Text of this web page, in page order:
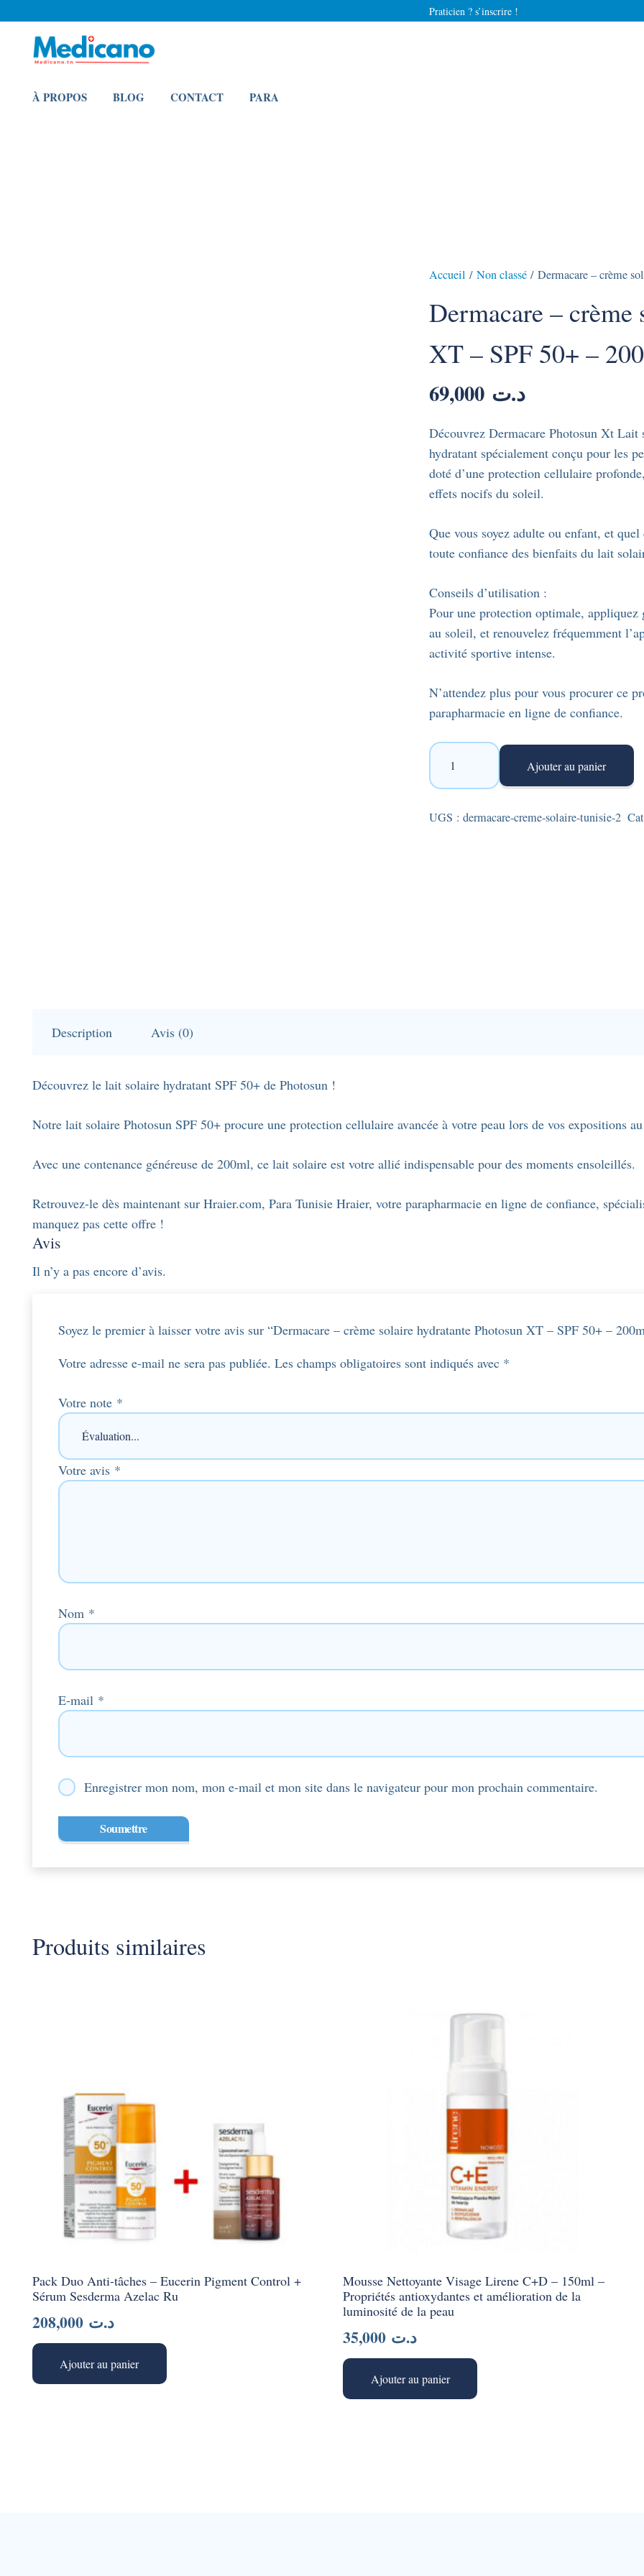
Praticien ? s’inscrire !
À PROPOS BLOG CONTACT PARA
Accueil / Non classé/ Dermacare – crème
Dermacare – crème
XT – SPF 50+ –
د.ت 69,000
Découvrez Dermacare Photosun Xt
hydratant spécialement conçu pour les
doté d’une protection cellulaire
effets nocifs du soleil.
Que vous soyez adulte ou enfant, et
toute confiance des bienfaits du lait
Conseils d’utilisation :
Pour une protection optimale, appliquez
au soleil, et renouvelez fréquemment
activité sportive intense.
N’attendez plus pour vous procurer ce
parapharmacie en ligne de confiance.
quantité
Dermacare
-
Ajouter au panier
UGS : dermacare-creme-solaire-tunisie-2
Description Avis (0)
Découvrez le lait solaire hydratant SPF 50+ de Photosun !
Notre lait solaire Photosun SPF 50+ procure une protection cellulaire avancée à votre peau lors de vos expositions
Avec une contenance généreuse de 200ml, ce lait solaire est votre allié indispensable pour des moments ensoleillés.
Retrouvez-le dès maintenant sur Hraier.com, Para Tunisie Hraier, votre parapharmacie en ligne de confiance,
manquez pas cette offre !
Avis
Il n’y a pas encore d’avis.
Soyez le premier à laisser votre avis sur “Dermacare – crème solaire hydratante Photosun XT – SPF 50+ –
Votre adresse e-mail ne sera pas publiée. Les champs obligatoires sont indiqués avec *
Votre note *
Votre avis *
Nom *
E-mail *
Enregistrer mon nom, mon e-mail et mon site dans le navigateur pour mon prochain commentaire.
Produits similaires
Pack Duo Anti-tâches – Eucerin Pigment Control +
Sérum Sesderma Azelac Ru
د.ت
Ajouter au panier
Mousse Nettoyante Visage Lirene C+D – 150ml –
Propriétés antioxydantes et amélioration de la
luminosité de la peau
د.ت
Ajouter au panier